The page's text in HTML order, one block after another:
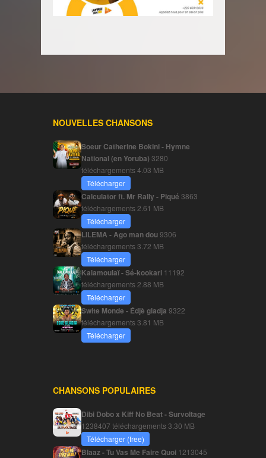
NOUVELLES CHANSONS
Soeur Catherine Bokini - Hymne
National (en Yoruba) 3280
téléchargements4.03 MB
Télécharger
Calculator ft. Mr Rally - Piqué 3863
téléchargements 2.61 MB
Télécharger
LILEMA - Ago man dou9306
téléchargements3.72 MB
Télécharger
Kalamoulaï - Sé-kookari 11192
téléchargements 2.88 MB
Télécharger
Swite Monde - Édjè gladja 9322
téléchargements3.81 MB
Télécharger
CHANSONS POPULAIRES
Dibi Dobo x Kiff No Beat - Survoltage
1238407 téléchargements3.30 MB
Télécharger (free)
Blaaz - Tu Vas Me Faire Quoi 1213045